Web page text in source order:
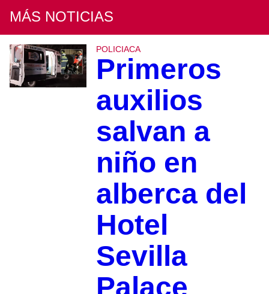
MÁS NOTICIAS
POLICIACA
Primeros
auxilios
salvan a
niño en
alberca del
Hotel
Sevilla
Palace